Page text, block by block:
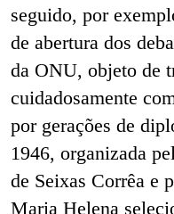
seguido, por
de abertura dos
da ONU, objeto de
cuidadosamente
por gerações de
1946, organizada
de Seixas Corrêa e
Maria Helena